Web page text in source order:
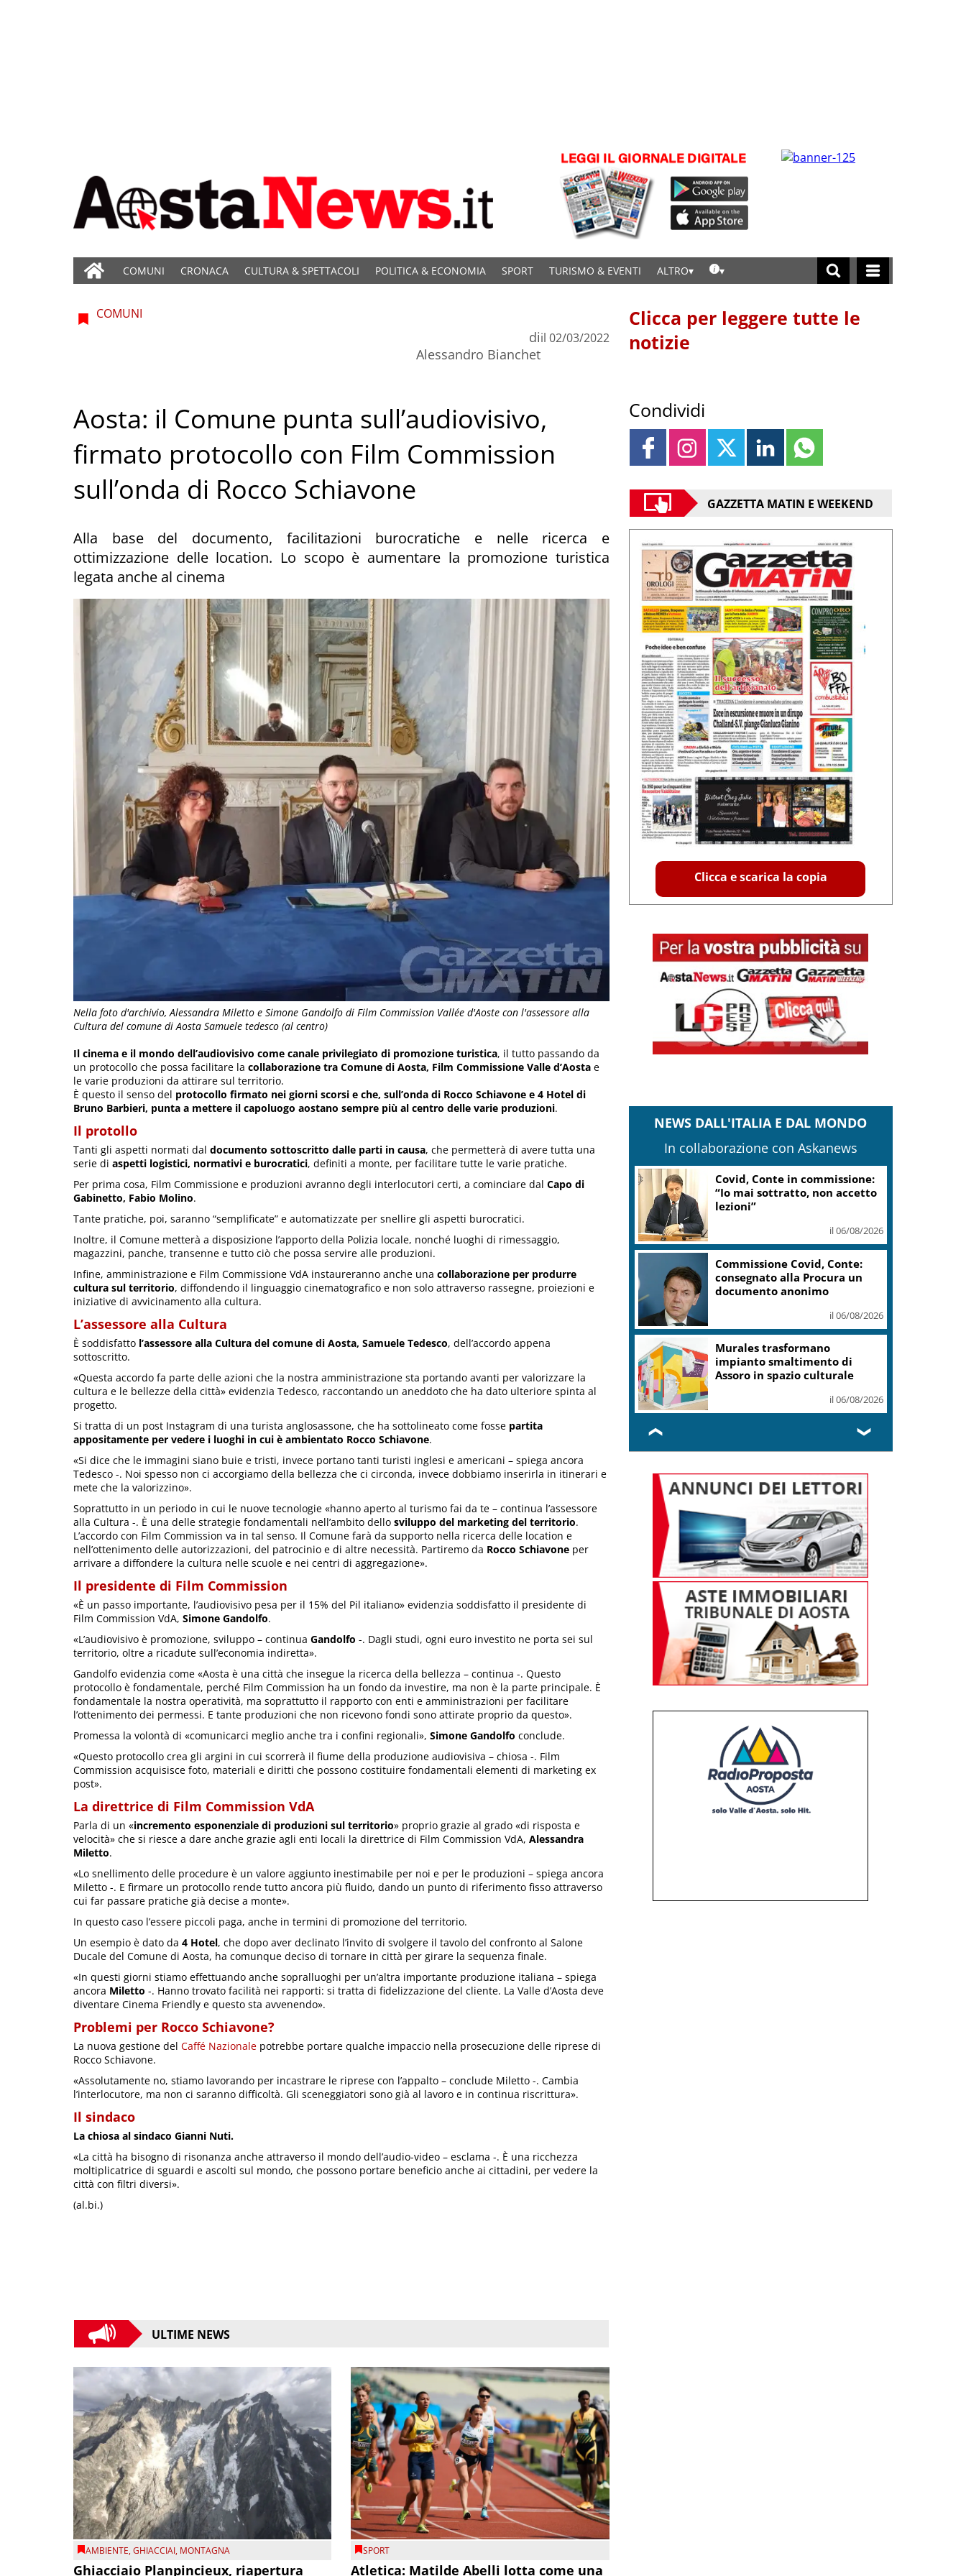
COMUNI CRONACA CULTURA & SPETTACOLI POLITICA & ECONOMIA SPORT TURISMO & EVENTI ALTRO
Nella foto d'archivio, Alessandra Miletto e Simone Gandolfo di Film Commission Vallée d'Aoste con l'assessore alla
Cultura del comune di Aosta Samuele tedesco (al centro)
COMUNI
di
Alessandro Bianchet
il 02/03/2022
Aosta: il Comune punta sull’audiovisivo,
firmato protocollo con Film Commission
sull’onda di Rocco Schiavone
Alla base del documento, facilitazioni burocratiche e nelle ricerca e
ottimizzazione delle location. Lo scopo è aumentare la promozione turistica
legata anche al cinema
Il cinema e il mondo dell’audiovisivo come canale privilegiato di promozione turistica, il tutto passando da
un protocollo che possa facilitare la collaborazione tra Comune di Aosta, Film Commissione Valle d’Aosta e
le varie produzioni da attirare sul territorio.
È questo il senso del protocollo firmato nei giorni scorsi e che, sull’onda di Rocco Schiavone e 4 Hotel di
Bruno Barbieri, punta a mettere il capoluogo aostano sempre più al centro delle varie produzioni.
Il protollo
Tanti gli aspetti normati dal documento sottoscritto dalle parti in causa, che permetterà di avere tutta una
serie di aspetti logistici, normativi e burocratici, definiti a monte, per facilitare tutte le varie pratiche.
Per prima cosa, Film Commissione e produzioni avranno degli interlocutori certi, a cominciare dal Capo di
Gabinetto, Fabio Molino.
Tante pratiche, poi, saranno “semplificate” e automatizzate per snellire gli aspetti burocratici.
Inoltre, il Comune metterà a disposizione l’apporto della Polizia locale, nonché luoghi di rimessaggio,
magazzini, panche, transenne e tutto ciò che possa servire alle produzioni.
Infine, amministrazione e Film Commissione VdA instaureranno anche una collaborazione per produrre
cultura sul territorio, diffondendo il linguaggio cinematografico e non solo attraverso rassegne, proiezioni e
iniziative di avvicinamento alla cultura.
L’assessore alla Cultura
È soddisfatto l’assessore alla Cultura del comune di Aosta, Samuele Tedesco, dell’accordo appena
sottoscritto.
«Questa accordo fa parte delle azioni che la nostra amministrazione sta portando avanti per valorizzare la
cultura e le bellezze della città» evidenzia Tedesco, raccontando un aneddoto che ha dato ulteriore spinta al
progetto.
Si tratta di un post Instagram di una turista anglosassone, che ha sottolineato come fosse partita
appositamente per vedere i luoghi in cui è ambientato Rocco Schiavone.
«Si dice che le immagini siano buie e tristi, invece portano tanti turisti inglesi e americani – spiega ancora
Tedesco -. Noi spesso non ci accorgiamo della bellezza che ci circonda, invece dobbiamo inserirla in itinerari e
mete che la valorizzino».
Soprattutto in un periodo in cui le nuove tecnologie «hanno aperto al turismo fai da te – continua l’assessore
alla Cultura -. È una delle strategie fondamentali nell’ambito dello sviluppo del marketing del territorio.
L’accordo con Film Commission va in tal senso. Il Comune farà da supporto nella ricerca delle location e
nell’ottenimento delle autorizzazioni, del patrocinio e di altre necessità. Partiremo da Rocco Schiavone per
arrivare a diffondere la cultura nelle scuole e nei centri di aggregazione».
Il presidente di Film Commission
«È un passo importante, l’audiovisivo pesa per il 15% del Pil italiano» evidenzia soddisfatto il presidente di
Film Commission VdA, Simone Gandolfo.
«L’audiovisivo è promozione, sviluppo – continua Gandolfo -. Dagli studi, ogni euro investito ne porta sei sul
territorio, oltre a ricadute sull’economia indiretta».
Gandolfo evidenzia come «Aosta è una città che insegue la ricerca della bellezza – continua -. Questo
protocollo è fondamentale, perché Film Commission ha un fondo da investire, ma non è la parte principale. È
fondamentale la nostra operatività, ma soprattutto il rapporto con enti e amministrazioni per facilitare
l’ottenimento dei permessi. E tante produzioni che non ricevono fondi sono attirate proprio da questo».
Promessa la volontà di «comunicarci meglio anche tra i confini regionali», Simone Gandolfo conclude.
«Questo protocollo crea gli argini in cui scorrerà il fiume della produzione audiovisiva – chiosa -. Film
Commission acquisisce foto, materiali e diritti che possono costituire fondamentali elementi di marketing ex
post».
La direttrice di Film Commission VdA
Parla di un «incremento esponenziale di produzioni sul territorio» proprio grazie al grado «di risposta e
velocità» che si riesce a dare anche grazie agli enti locali la direttrice di Film Commission VdA, Alessandra
Miletto.
«Lo snellimento delle procedure è un valore aggiunto inestimabile per noi e per le produzioni – spiega ancora
Miletto -. E firmare un protocollo rende tutto ancora più fluido, dando un punto di riferimento fisso attraverso
cui far passare pratiche già decise a monte».
In questo caso l’essere piccoli paga, anche in termini di promozione del territorio.
Un esempio è dato da 4 Hotel, che dopo aver declinato l’invito di svolgere il tavolo del confronto al Salone
Ducale del Comune di Aosta, ha comunque deciso di tornare in città per girare la sequenza finale.
«In questi giorni stiamo effettuando anche sopralluoghi per un’altra importante produzione italiana – spiega
ancora Miletto -. Hanno trovato facilità nei rapporti: si tratta di fidelizzazione del cliente. La Valle d’Aosta deve
diventare Cinema Friendly e questo sta avvenendo».
Problemi per Rocco Schiavone?
La nuova gestione del Caffé Nazionale potrebbe portare qualche impaccio nella prosecuzione delle riprese di
Rocco Schiavone.
«Assolutamente no, stiamo lavorando per incastrare le riprese con l’appalto – conclude Miletto -. Cambia
l’interlocutore, ma non ci saranno difficoltà. Gli sceneggiatori sono già al lavoro e in continua riscrittura».
Il sindaco
La chiosa al sindaco Gianni Nuti.
«La città ha bisogno di risonanza anche attraverso il mondo dell’audio-video – esclama -. È una ricchezza
moltiplicatrice di sguardi e ascolti sul mondo, che possono portare beneficio anche ai cittadini, per vedere la
città con filtri diversi».
(al.bi.)
ULTIME NEWS
AMBIENTE,GHIACCIAI, MONTAGNA
Ghiacciaio Planpincieux, riapertura
SPORT
Atletica: Matilde Abelli lotta come una
Clicca per leggere tutte le
notizie
Condividi
GAZZETTA MATIN E WEEKEND
Clicca e scarica la copia
NEWS DALL'ITALIA E DAL MONDO
In collaborazione con Askanews
Covid, Conte: giuro sul mio
onore, ma qui c’è chi l’onore
l’ha perso
il 06/08/2026
Vendemmia 2026, R. Toscana
riduce le rese di quattro
Denominazioni
il 06/08/2026
Cisgiordania, raid a Qalandiya:
demolite attività commerciali
il 06/08/2026
❮ ❯